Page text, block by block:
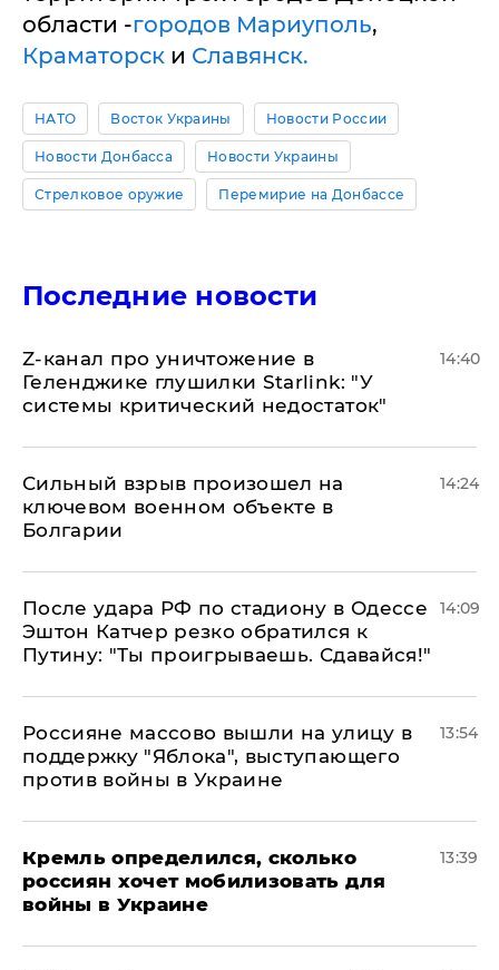
области -городов Мариуполь,
Краматорск и Славянск.
НАТО Восток Украины Новости России
Новости Донбасса Новости Украины
Стрелковое оружие Перемирие на Донбассе
Последние новости
Z-канал про уничтожение в
Геленджике глушилки Starlink: "У
системы критический недостаток"
14:40
Сильный взрыв произошел на
ключевом военном объекте в
Болгарии
14:24
После удара РФ по стадиону в Одессе
Эштон Катчер резко обратился к
Путину: "Ты проигрываешь. Сдавайся!"
14:09
Россияне массово вышли на улицу в
поддержку "Яблока", выступающего
против войны в Украине
13:54
Кремль определился, сколько
россиян хочет мобилизовать для
войны в Украине
13:39